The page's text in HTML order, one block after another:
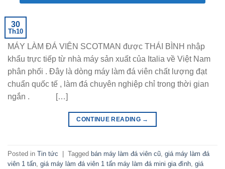
30
Th10
MÁY LÀM ĐÁ VIÊN SCOTMAN được THÁI BÌNH nhập
khẩu trực tiếp từ nhà máy sản xuất của Italia về Việt Nam
phân phối . Đây là dòng máy làm đá viên chất lượng đạt
chuẩn quốc tế , làm đá chuyên nghiệp chỉ trong thời gian
ngắn . […]
CONTINUE READING →
Posted in Tin tức | Tagged bán máy làm đá viên cũ giá máy làm đá
viên 1 tấn giá máy làm đá viên 1 tấn máy làm đá mini gia đình giá